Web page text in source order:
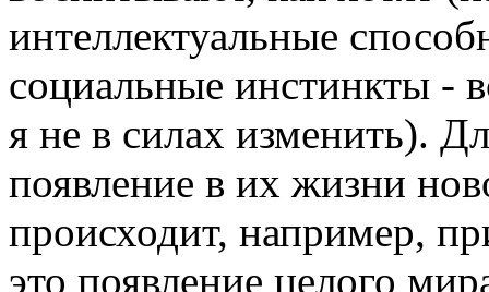
интеллектуальные
социальные инстинкты -
я не в силах изменить).
появление в их жизни
происходит, например,
это появление целого